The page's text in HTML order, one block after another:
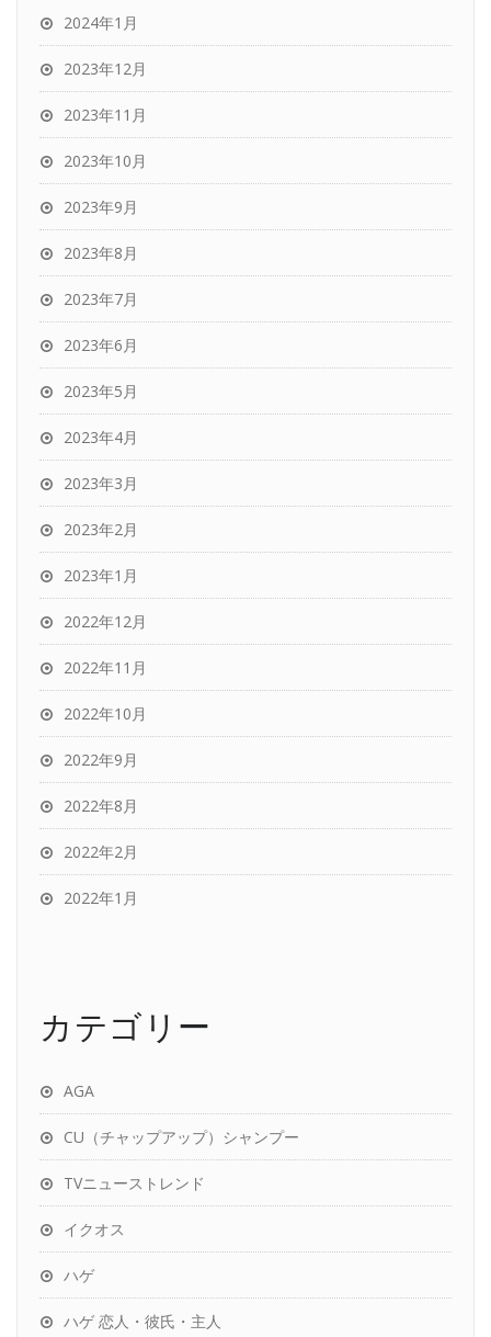
2024年1月
2023年12月
2023年11月
2023年10月
2023年9月
2023年8月
2023年7月
2023年6月
2023年5月
2023年4月
2023年3月
2023年2月
2023年1月
2022年12月
2022年11月
2022年10月
2022年9月
2022年8月
2022年2月
2022年1月
カテゴリー
AGA
CU（チャップアップ）シャンプー
TVニューストレンド
イクオス
ハゲ
ハゲ 恋人・彼氏・主人